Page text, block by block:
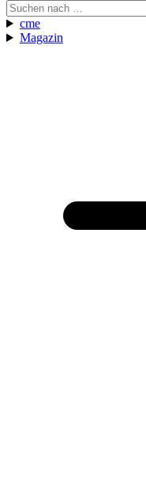
cme
Magazin